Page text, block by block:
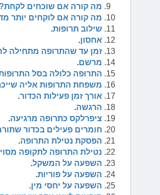
מה קורה אם שוכחים לקחת?
מה קורה אם לוקחים יותר
שילוב תרופות.
אחסון.
זמן עד שהתרופה מתחילה
מרשם.
התרופה כלולה בסל
משפחת התרופות אליה
אורך זמן פעילות הכדור.
הרגשה.
ציפרלקס כתרופה מרגיעה.
חומרים פעילים בכדור
הפסקת נטילת התרופה.
נטילת התרופה לתקופה
השפעה על המשקל.
השפעה על פוריות.
השפעה על יחסי מין.